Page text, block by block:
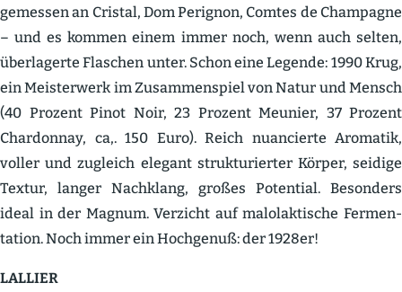
gemessen an Cristal, Dom Perignon, Comtes de Champagne
– und es kommen einem immer noch, wenn auch selten,
überla­gerte Flaschen unter. Schon eine Legende: 1990 Krug,
ein Meisterwerk im Zusam­men­spiel von Natur und Mensch
(40 Prozent Pinot Noir, 23 Prozent Meunier, 37 Prozent
Chardonnay, ca,. 150 Euro). Reich nuancierte Aromatik,
voller und zugleich elegant struk­tu­rierter Körper, seidige
Textur, langer Nachklang, großes Potential. Besonders
ideal in der Magnum. Verzicht auf malolak­tische Fermen­
tation. Noch immer ein Hochgenuß: der 1928er!
LALLIER